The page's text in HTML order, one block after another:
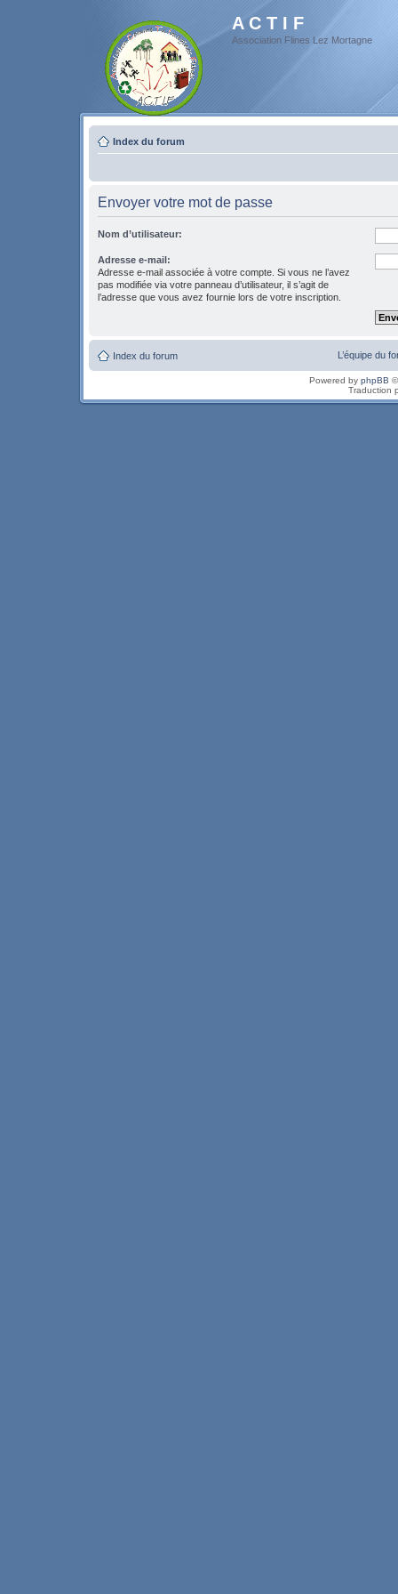
A C T I F
Association Flines Lez Mortagne
Index du forum
Envoyer votre mot de passe
Nom d’utilisateur:
Adresse e-mail:
Adresse e-mail associée à votre compte. Si vous ne l’avez
pas modifiée via votre panneau d’utilisateur, il s’agit de
l’adresse que vous avez fournie lors de votre inscription.
Index du forum L’équipe du
Powered by phpBB
Traduction